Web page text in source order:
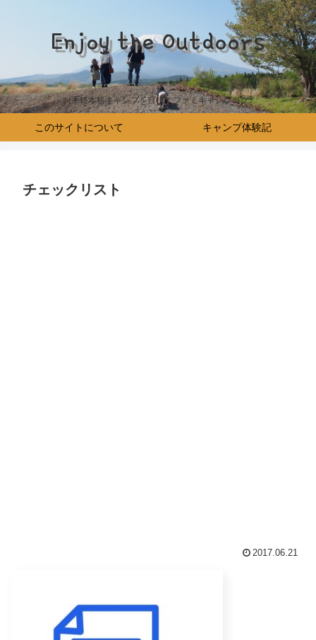
Enjoy the Outdoors
お手軽本格キャンプを目指すファミキャンブログ♪
このサイトについて キャンプ体験記
チェックリスト
2017.06.21